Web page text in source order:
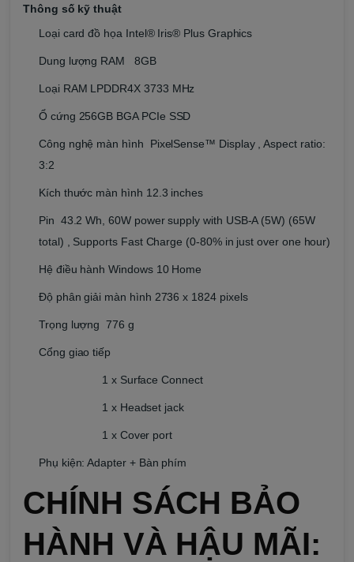
Thông số kỹ thuật
Loại card đồ họa Intel® Iris® Plus Graphics
Dung lượng RAM 8GB
Loại RAM LPDDR4X 3733 MHz
Ổ cứng 256GB BGA PCIe SSD
Công nghệ màn hình PixelSense™ Display , Aspect ratio:
3:2
Kích thước màn hình 12.3 inches
Pin 43.2 Wh, 60W power supply with USB-A (5W) (65W
total) , Supports Fast Charge (0-80% in just over one hour)
Hệ điều hành Windows 10 Home
Độ phân giải màn hình 2736 x 1824 pixels
Trọng lượng 776 g
Cổng giao tiếp
1 x Surface Connect
1 x Headset jack
1 x Cover port
Phụ kiện: Adapter + Bàn phím
CHÍNH SÁCH BẢO
HÀNH VÀ HẬU MÃI: